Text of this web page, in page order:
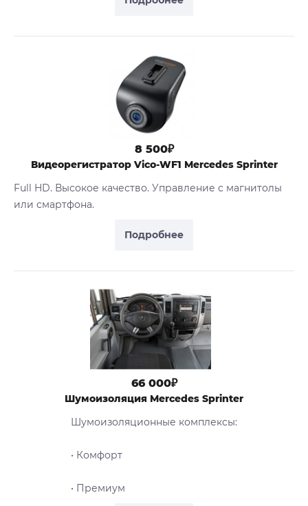
Подробнее
8 500₽
Видеорегистратор Vico-WF1 Mercedes Sprinter
Full HD. Высокое качество. Управление с магнитолы
или смартфона.
66 000₽
Шумоизоляция Mercedes Sprinter
Шумоизоляционные комплексы:
• Комфорт
• Премиум